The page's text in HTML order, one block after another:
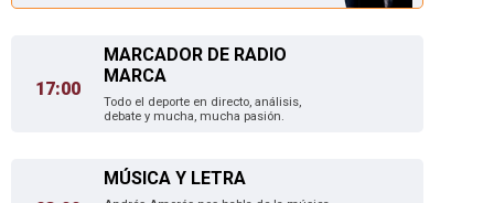
17:00
MARCADOR DE RADIO
MARCA
Todo el deporte en directo, análisis,
debate y mucha, mucha pasión.
MÚSICA Y LETRA